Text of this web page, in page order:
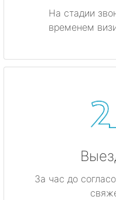
На стадии
временем
За час до